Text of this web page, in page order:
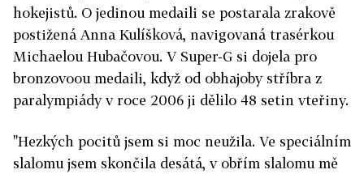
hokejistů. O jedinou medaili se postarala zrakově
postižená Anna Kulíšková, navigovaná trasérkou
Michaelou Hubačovou. V Super-G si dojela pro
bronzovoou medaili, když od obhajoby stříbra z
paralympiády v roce 2006 ji dělilo 48 setin vteřiny.
"Hezkých pocitů jsem si moc neužila. Ve speciálním
slalomu jsem skončila desátá, v obřím slalomu mě